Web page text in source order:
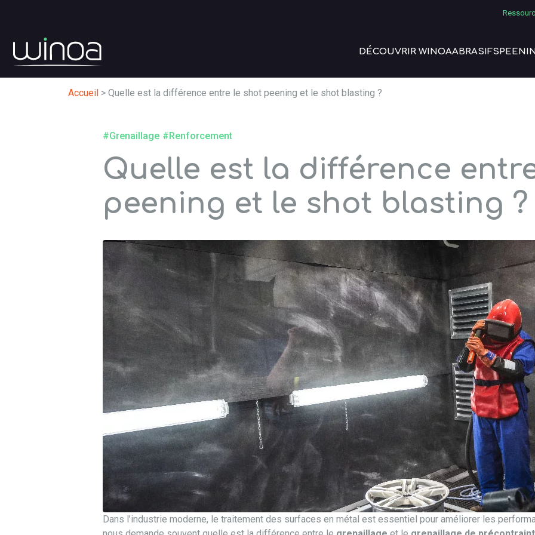
DÉCOUVRIR WINOAABRASIFS
Accueil > Quelle est la différence entre le shot peening et le shot blasting ?
#Grenaillage #Renforcement
Quelle est la différence
peening et le shot blasting ?
Dans l’industrie moderne, le traitement des surfaces en métal est essentiel pour améliorer les